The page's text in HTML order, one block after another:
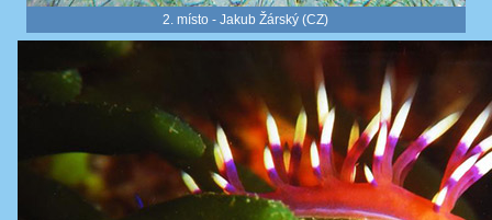
2. místo - Jakub Žárský (CZ)